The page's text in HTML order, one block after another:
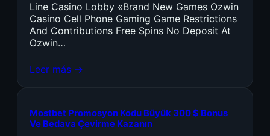
Line Casino Lobby «Brand New Games Ozwin
Casino Cell Phone Gaming Game Restrictions
And Contributions Free Spins No Deposit At
Ozwin…
Leer más →
Mostbet Promosyon Kodu Büyük 300 $ Bonus
Ve Bedava Çevirme Kazanın